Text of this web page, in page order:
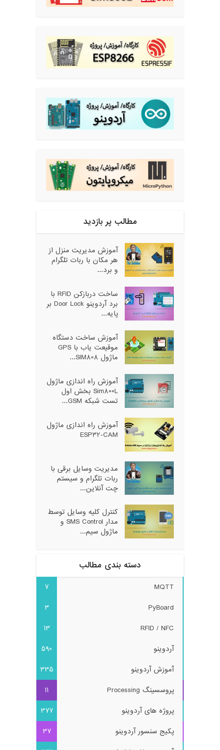
مطالب پر بازدید
آموزش مدیریت منزل از
هر مکان با ربات تلگرام
و برد...
ساخت دربازکن RFID با
برد آردوینو Door Lock بر
پایه...
آموزش ساخت دستگاه
موقیعت یاب با GPS
ماژول SIM808...
آموزش راه اندازی ماژول
Sim800L بخش اول
تست شبکه GSM...
آموزش راه اندازی ماژول
ESP32-CAM
مدیریت وسایل برقی با
ربات تلگرام و سیستم
چت آنلاین...
کنترل کلیه وسایل توسط
مدار SMS Control و
ماژول سیم...
دسته بندی مطالب
MQTT
7
PyBoard
3
RFID / NFC
13
آردوینو
590
آموزش آردوینو
335
پروسسینگ Processing
11
پروژه های آردوینو
377
پکیج سنسور آردوینو
37